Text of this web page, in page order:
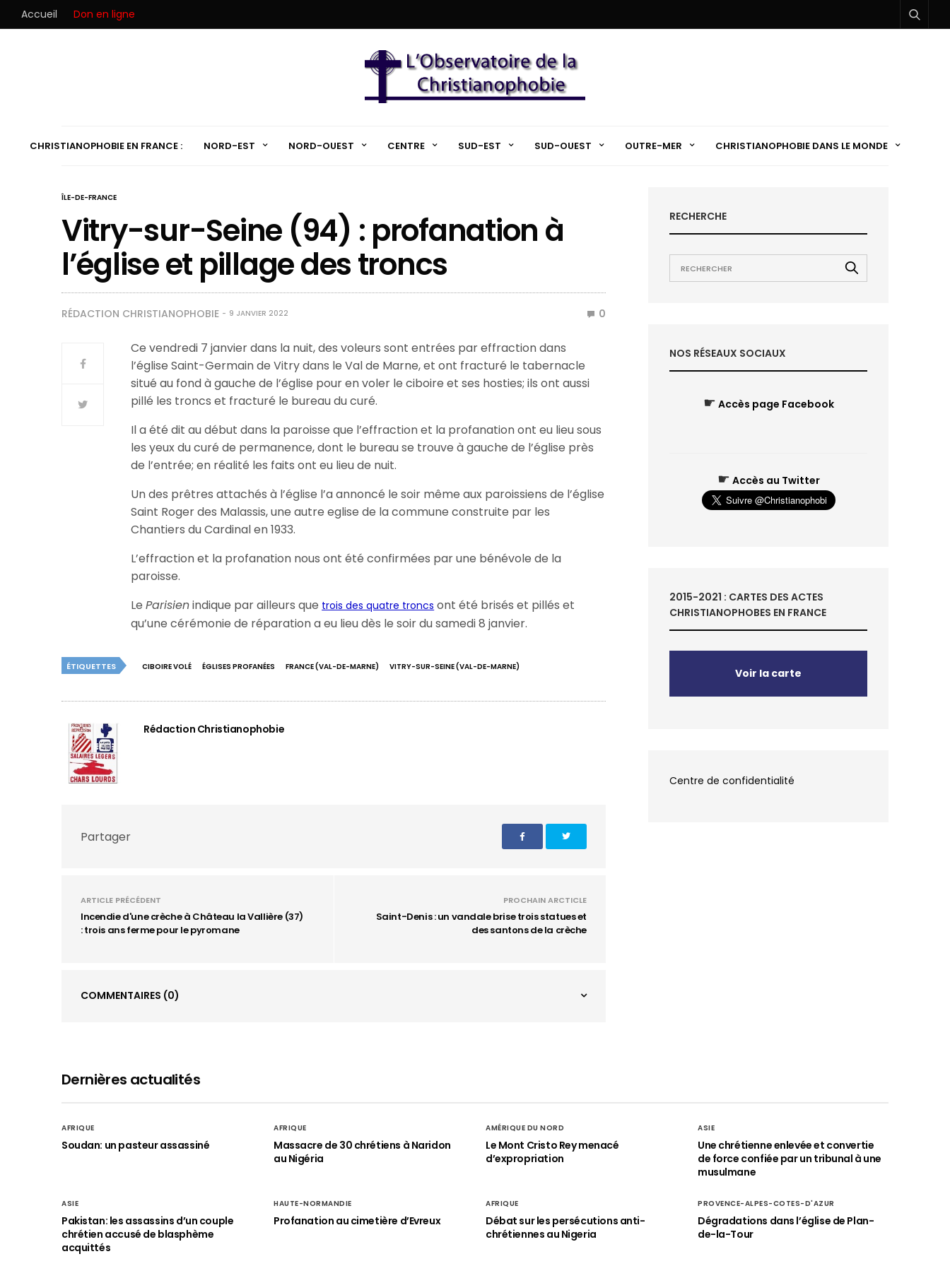
Accueil Don en ligne
CHRISTIANOPHOBIE EN FRANCE : NORD-EST NORD-OUEST CENTRE SUD-EST SUD-OUEST OUTRE-MER CHRISTIANOPHOBIE DANS LE MONDE
ÎLE-DE-FRANCE
Vitry-sur-Seine (94) : profanation à
l’église et pillage des troncs
RÉDACTION CHRISTIANOPHOBIE 9 JANVIER 2022 0
Ce vendredi 7 janvier dans la nuit, des voleurs sont entrées par effraction dans
l’église Saint-Germain de Vitry dans le Val de Marne, et ont fracturé le tabernacle
situé au fond à gauche de l’église pour en voler le ciboire et ses hosties; ils ont aussi
pillé les troncs et fracturé le bureau du curé.
Il a été dit au début dans la paroisse que l’effraction et la profanation ont eu lieu sous
les yeux du curé de permanence, dont le bureau se trouve à gauche de l’église près
de l’entrée; en réalité les faits ont eu lieu de nuit.
Un des prêtres attachés à l’église l’a annoncé le soir même aux paroissiens de l’église
Saint Roger des Malassis, une autre eglise de la commune construite par les
Chantiers du Cardinal en 1933.
L’effraction et la profanation nous ont été confirmées par une bénévole de la
paroisse.
LeParisienindique par ailleurs que trois des quatre troncs ont été brisés et pillés et
qu’une cérémonie de réparation a eu lieu dès le soir du samedi 8 janvier.
ÉTIQUETTES CIBOIRE VOLÉ ÉGLISES PROFANÉES FRANCE (VAL-DE-MARNE) VITRY-SUR-SEINE (VAL-DE-MARNE)
Rédaction Christianophobie
Partager
ARTICLE PRÉCÉDENT
Incendie d'une crèche à Château la Vallière (37)
: trois ans ferme pour le pyromane
PROCHAIN ARCTICLE
Saint-Denis : un vandale brise trois statues et
des santons de la crèche
COMMENTAIRES (0)
RECHERCHE
NOS RÉSEAUX SOCIAUX
☛ Accès page Facebook
☛ Accès au Twitter
2015-2021 : CARTES DES ACTES
CHRISTIANOPHOBES EN FRANCE
Voir la carte
Centre de confidentialité
Dernières actualités
AFRIQUE
Soudan: un pasteur assassiné
AFRIQUE
Massacre de 30 chrétiens à Naridon
au Nigéria
AMÉRIQUE DU NORD
Le Mont Cristo Rey menacé
d’expropriation
ASIE
Une chrétienne enlevée et convertie
de force confiée par un tribunal à une
musulmane
ASIE
Pakistan: les assassins d’un couple
chrétien accusé de blasphème
acquittés
HAUTE-NORMANDIE
Profanation au cimetière d’Evreux
AFRIQUE
Débat sur les persécutions anti-
chrétiennes au Nigeria
PROVENCE-ALPES-COTES-D'AZUR
Dégradations dans l’église de Plan-
de-la-Tour